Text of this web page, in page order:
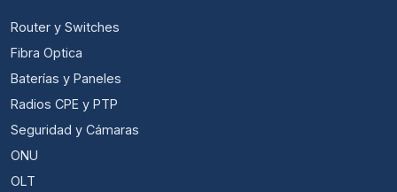
Router y Switches
Fibra Optica
Baterías y Paneles
Radios CPE y PTP
Seguridad y Cámaras
ONU
OLT